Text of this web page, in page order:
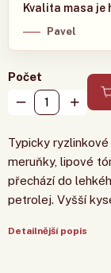
Kvalita masa je
Pavel
Počet
Typicky
meruňky, lipové
přechází do
petrolej. Vyšší
Detailnější popis